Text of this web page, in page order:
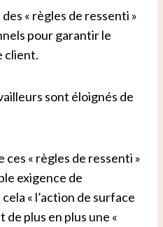
« règles de ressenti »
pour garantir le
client.
sont éloignés de
« règles de ressenti »
exigence de
« l’action de surface
de plus en plus une «